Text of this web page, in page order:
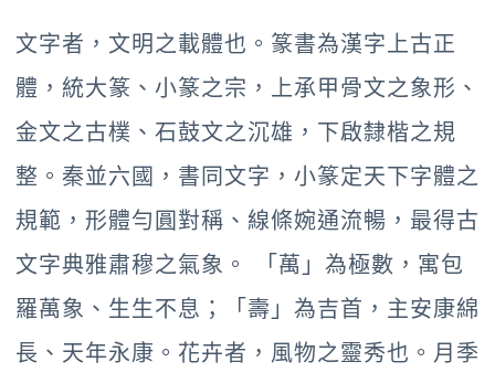
文字者，文明之載體也。篆書為漢字上古正
體，統大篆、小篆之宗，上承甲骨文之象形、
金文之古樸、石鼓文之沉雄，下啟隸楷之規
整。秦並六國，書同文字，小篆定天下字體之
規範，形體勻圓對稱、線條婉通流暢，最得古
文字典雅肅穆之氣象。 「萬」為極數，寓包
羅萬象、生生不息；「壽」為吉首，主安康綿
長、天年永康。花卉者，風物之靈秀也。月季